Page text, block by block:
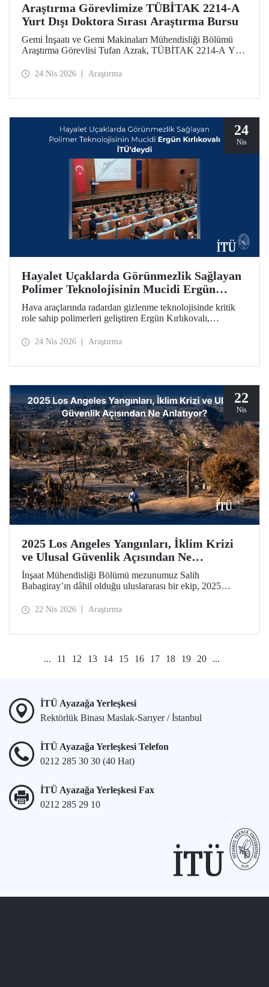
Araştırma Görevlimize TÜBİTAK 2214-A
Yurt Dışı Doktora Sırası Araştırma Bursu
Gemi İnşaatı ve Gemi Makinaları Mühendisliği Bölümü
Araştırma Görevlisi Tufan Azrak, TÜBİTAK 2214-A Yurt
desteklenmeye hak kazandı.
24 Nis 2026 Araştırma
24
Nis
Hayalet Uçaklarda Görünmezlik Sağlayan
Polimer Teknolojisinin Mucidi Ergün
Kırlıkovalı, İTÜ’deydi
Hava araçlarında radardan gizlenme teknolojisinde kritik
role sahip polimerleri geliştiren Ergün Kırlıkovalı,
İTÜ’lülerle bir araya geldi.
24 Nis 2026 Araştırma
22
Nis
2025 Los Angeles Yangınları, İklim Krizi
ve Ulusal Güvenlik Açısından Ne
Anlatıyor?
İnşaat Mühendisliği Bölümü mezunumuz Salih
Babagiray’ın dâhil olduğu uluslararası bir ekip, 2025
yangınları mercek altına alan bir çalışmaya imza attı.
22 Nis 2026 Araştırma
... 11 12 13 14 15 16 17 18 19 20 ...
İTÜ Ayazağa Yerleşkesi
Rektörlük Binası Maslak-Sarıyer / İstanbul
İTÜ Ayazağa Yerleşkesi Telefon
0212 285 30 30 (40 Hat)
İTÜ Ayazağa Yerleşkesi Fax
0212 285 29 10